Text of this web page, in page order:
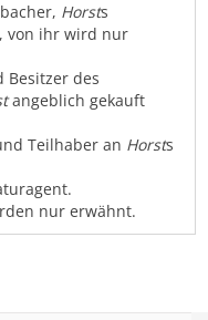
Horsts
von ihr wird nur
Besitzer des
angeblich gekauft
Teilhaber an Horsts
nur erwähnt.